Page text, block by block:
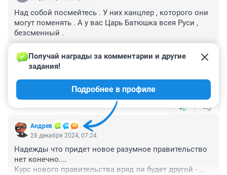
Над собой посмейтесь . У них канцлер , которого они
могут поменять . А у вас Царь Батюшка всея Руси ,
безсменный .
–0
Гость
и только в россии - стабильно . несменяемо. скрепно
+0 –0
Андрев
Получай награды за комментарии и другие
задания!
Подробнее в профиле
28 декабря 2024, 07:24
Надежды что придет новое разумное правительство
нет конечно....
Курс нового правительства вряд ли будет другой -